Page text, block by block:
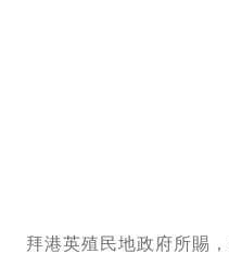
拜港英殖民地政府所賜